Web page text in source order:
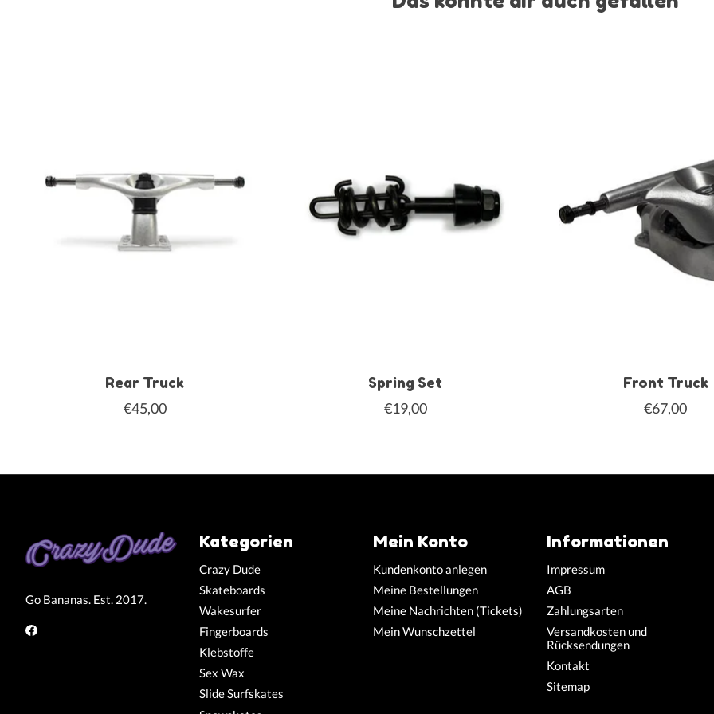
Rear Truck
€45,00
Spring Set
€19,00
Front Truck
€67,00
Go Bananas. Est. 2017.
Kategorien
Crazy Dude
Skateboards
Wakesurfer
Fingerboards
Klebstoffe
Sex Wax
Slide Surfskates
Mein Konto
Kundenkonto anlegen
Meine Bestellungen
Meine Nachrichten (Tickets)
Mein Wunschzettel
Informationen
Impressum
AGB
Zahlungsarten
Versandkosten und
Rücksendungen
Kontakt
Sitemap